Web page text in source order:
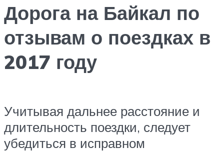
Дорога на Байкал по
отзывам о поездках в
2017 году
Учитывая дальнее расстояние и
длительность поездки, следует
убедиться в исправном